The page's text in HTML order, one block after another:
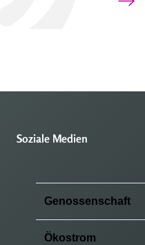
Soziale Medien
Genossenschaft
Ökostrom